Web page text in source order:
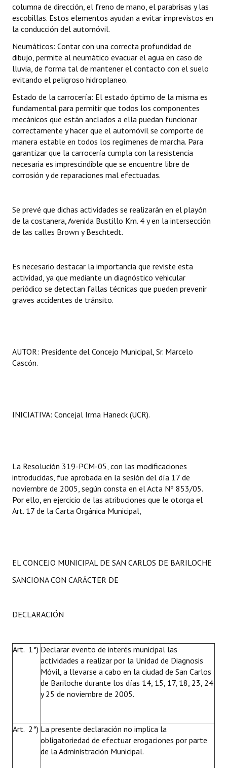
Huéspedes de Honor - Registro
Antiguos Pobladores - Registro
Reconocimientos - Registro
Bariloche, Municipio intercultural
Entrega de distinciones
REFORMA DE LA CARTA ORGÁNICA
columna de dirección, el freno de mano, el parabrisas y las
escobillas. Estos elementos ayudan a evitar imprevistos en
la conducción del automóvil.
Neumáticos: Contar con una correcta profundidad de
dibujo, permite al neumático evacuar el agua en caso de
lluvia, de forma tal de mantener el contacto con el suelo
evitando el peligroso hidroplaneo.
Estado de la carrocería: El estado óptimo de la misma es
fundamental para permitir que todos los componentes
mecánicos que están anclados a ella puedan funcionar
correctamente y hacer que el automóvil se comporte de
manera estable en todos los regímenes de marcha. Para
garantizar que la carrocería cumpla con la resistencia
necesaria es imprescindible que se encuentre libre de
corrosión y de reparaciones mal efectuadas.
Se prevé que dichas actividades se realizarán en el playón
de la costanera, Avenida Bustillo Km. 4 y en la intersección
de las calles Brown y Beschtedt.
Es necesario destacar la importancia que reviste esta
actividad, ya que mediante un diagnóstico vehicular
periódico se detectan fallas técnicas que pueden prevenir
graves accidentes de tránsito.
AUTOR: Presidente del Concejo Municipal, Sr. Marcelo
Cascón.
INICIATIVA: Concejal Irma Haneck (UCR).
La Resolución 319-PCM-05, con las modificaciones
introducidas, fue aprobada en la sesión del día 17 de
noviembre de 2005, según consta en el Acta Nº 853/05.
Por ello, en ejercicio de las atribuciones que le otorga el
Art. 17 de la Carta Orgánica Municipal,
EL CONCEJO MUNICIPAL DE SAN CARLOS DE BARILOCHE
SANCIONA CON CARÁCTER DE
DECLARACIÓN
Art. 1°) Declarar evento de interés municipal las
actividades a realizar por la Unidad de Diagnosis
Móvil, a llevarse a cabo en la ciudad de San Carlos
de Bariloche durante los días 14, 15, 17, 18, 23, 24
y 25 de noviembre de 2005.
Art. 2°) La presente declaración no implica la
obligatoriedad de efectuar erogaciones por parte
de la Administración Municipal.